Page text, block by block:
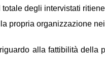
degli intervistati
propria organizzazione
alla fattibilità della